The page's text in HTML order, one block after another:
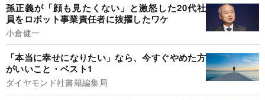
孫正義が「顔も見たくない」と激怒した20代社
員をロボット事業責任者に抜擢したワケ
小倉健一
「本当に幸せになりたい」なら、今すぐやめた方
がいいこと・ベスト1
ダイヤモンド社書籍編集局